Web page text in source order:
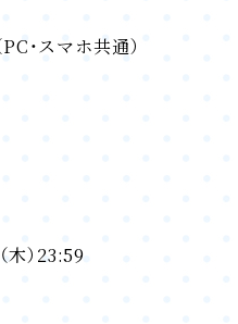
PC・スマホ共通）
木）23:59